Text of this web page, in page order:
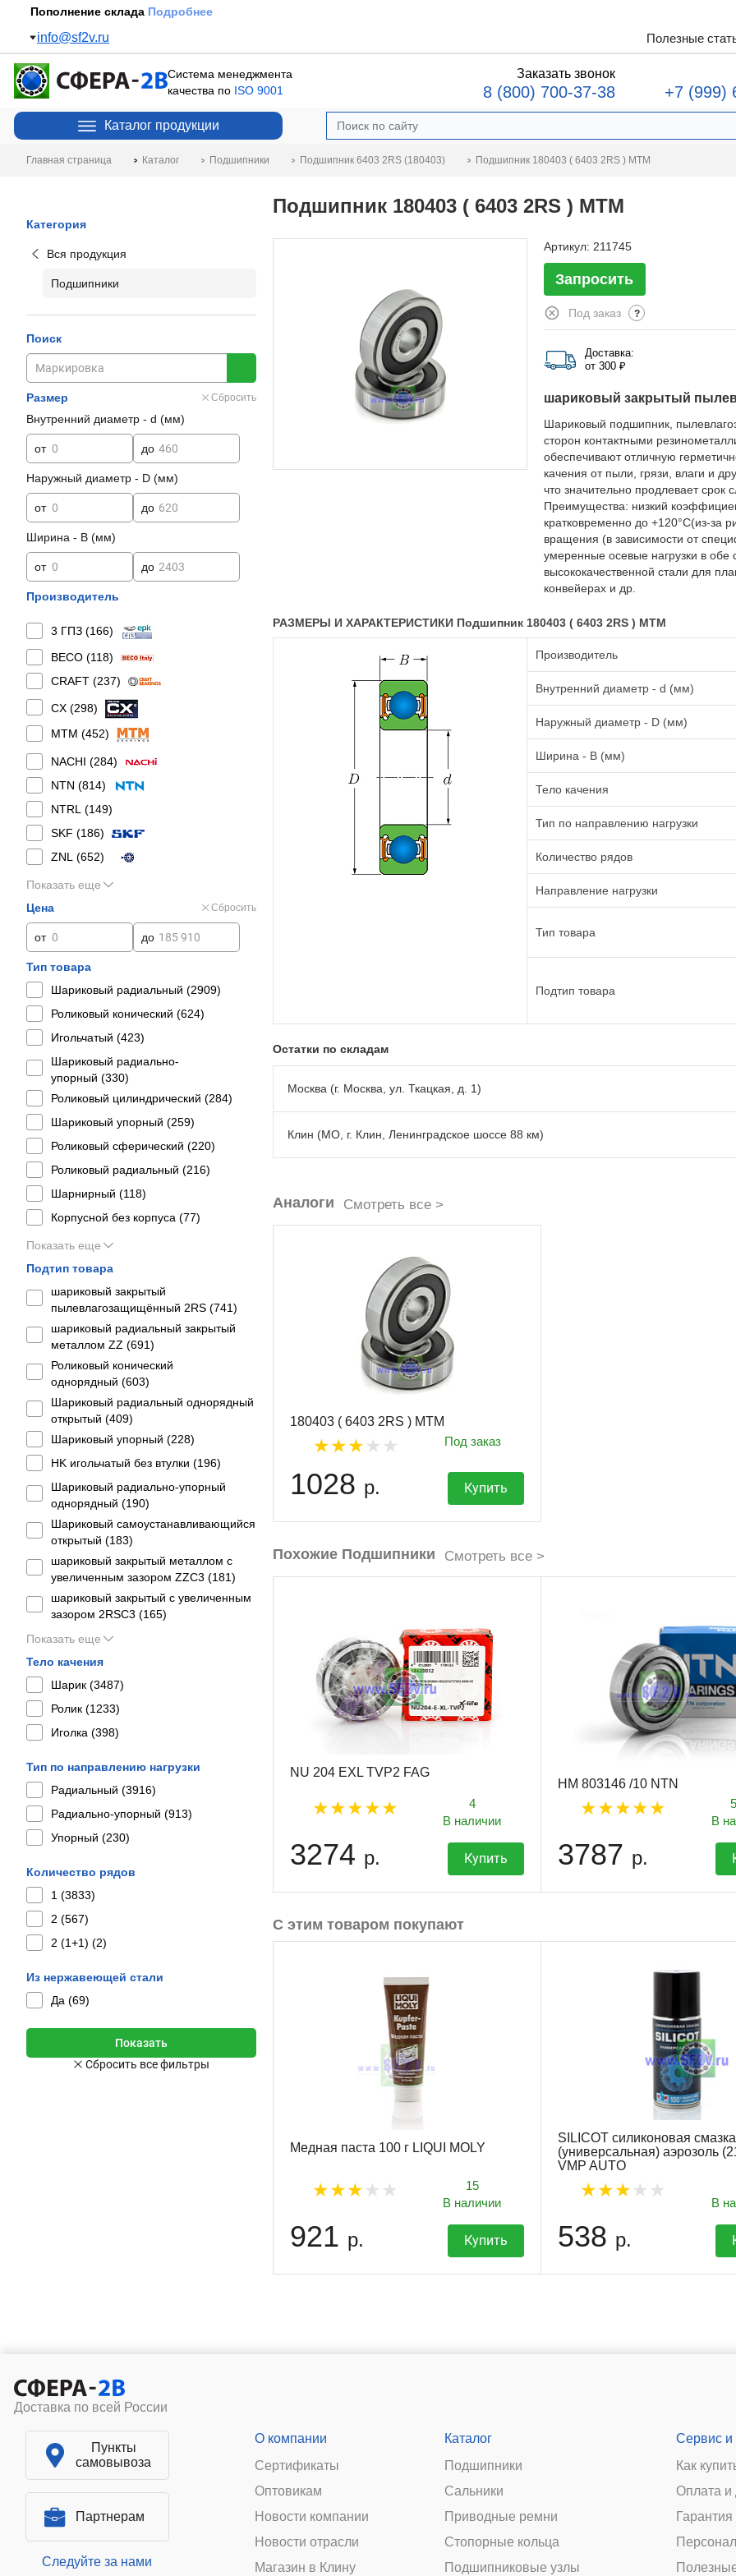
Пополнение склада Подробнее
info@sf2v.ru Полезные
Система менеджмента
качества по ISO 9001
Заказать звонок
8 (800) 700-37-38 +7 (999)
Каталог продукции
Главная страница Каталог Подшипники Подшипник 6403 2RS (180403) Подшипник 180403 ( 6403 2RS ) MTM
Категория
Вся продукция
Подшипники
Поиск
Размер Сбросить
Внутренний диаметр - d (мм)
от до
Наружный диаметр - D (мм)
от до
Ширина - B (мм)
от до
Производитель
3 ГПЗ (166)
BECO (118)
CRAFT (237)
CX (298)
MTM (452)
NACHI (284)
NTN (814)
NTRL (149)
SKF (186)
ZNL (652)
Показать еще
Цена
Сбросить
от до
Тип товара
Шариковый радиальный (2909)
Роликовый конический (624)
Игольчатый (423)
Шариковый радиально-
упорный (330)
Роликовый цилиндрический (284)
Шариковый упорный (259)
Роликовый сферический (220)
Роликовый радиальный (216)
Шарнирный (118)
Корпусной без корпуса (77)
Показать еще
Подтип товара
шариковый закрытый
пылевлагозащищённый 2RS (741)
шариковый радиальный закрытый
металлом ZZ (691)
Роликовый конический
однорядный (603)
Шариковый радиальный однорядный
открытый (409)
Шариковый упорный (228)
HK игольчатый без втулки (196)
Шариковый радиально-упорный
однорядный (190)
Шариковый самоустанавливающийся
открытый (183)
шариковый закрытый металлом с
увеличенным зазором ZZC3 (181)
шариковый закрытый с увеличенным
зазором 2RSС3 (165)
Показать еще
Тело качения
Шарик (3487)
Ролик (1233)
Иголка (398)
Тип по направлению нагрузки
Радиальный (3916)
Радиально-упорный (913)
Упорный (230)
Количество рядов
1 (3833)
2 (567)
2 (1+1) (2)
Из нержавеющей стали
Да (69)
Подшипник 180403 ( 6403 2RS ) MTM
Артикул: 211745
Запросить
Под заказ ?
Доставка:
от 300 ₽
шариковый закрытый
Шариковый подшипник,
сторон контактными
обеспечивают отличную
качения от пыли, грязи, влаги и
что значительно продлевает срок
Преимущества: низкий
кратковременно до +120°C(из-за
вращения (в зависимости от
умеренные осевые нагрузки в обе
высококачественной стали для
конвейерах и др.
РАЗМЕРЫ И ХАРАКТЕРИСТИКИ Подшипник 180403 ( 6403 2RS ) MTM
Производитель
Внутренний диаметр - d (мм)
Наружный диаметр - D (мм)
Ширина - B (мм)
Тело качения
Тип по направлению нагрузки
Количество рядов
Направление нагрузки
Тип товара
Подтип товара
Остатки по складам
Москва (г. Москва, ул. Ткацкая, д. 1)
Клин (МО, г. Клин, Ленинградское шоссе 88 км)
Аналоги Смотреть все >
180403 ( 6403 2RS ) MTM
Под заказ
1028 р. Купить
Похожие Подшипники Смотреть все >
NU 204 EXL TVP2 FAG
4
В наличии
3274 р. Купить
HM 803146 /10 NTN
В
3787 р.
С этим товаром покупают
Медная паста 100 г LIQUI MOLY
15
В наличии
921 р. Купить
SILICOT силиконовая смазка
(универсальная) аэрозоль
VMP AUTO
В
538 р.
Доставка по всей России
Пункты
самовывоза
Партнерам
Следуйте за нами
О компании
Сертификаты
Оптовикам
Новости компании
Новости отрасли
Магазин в Клину
Каталог
Подшипники
Сальники
Приводные ремни
Стопорные кольца
Подшипниковые узлы
Сервис и
Как
Оплата и